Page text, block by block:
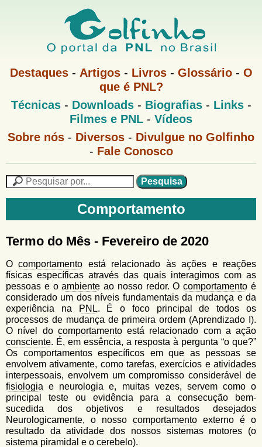
Pular
para
o
principal
G
f
i
n
h
o
M
u
Destaques- Artigos- Livros- Glossário- O
que é PNL?
M
e
P
Técnicas- Downloads- Biografias- Links-
Filmes e PNL - Vídeos
G
n
e
n
u
Sobre nós - Diversos - Divulgue no Golfinho
- Fale Conosco
F
m
u
l
á
r
i
o
d
e
b
u
s
e
i
s
a
n
o
G
o
l
f
i
n
h
o
Comportamento
Termo do Mês - Fevereiro de 2020
Ocomportamento está relacionado às ações e reações
físicas específicas através das quais interagimos com as
pessoas e oambiente ao nosso redor. Ocomportamento é
considerado um dos níveis fundamentais da mudança e da
experiência na
PNL. É o foco principal de todos os
processos de mudança de primeira ordem (Aprendizado I).
O nível do comportamentoestá relacionado com a ação
consciente. É, em essência, a resposta à pergunta “o que?”
Os comportamentos específicos em que as pessoas se
envolvem ativamente, como tarefas, exercícios e atividades
interpessoais, envolvem um compromisso considerável de
fisiologia e neurologia e, muitas vezes, servem como o
principal teste ou evidência para a consecução bem-
sucedida dos objetivos e resultados desejados
Neurologicamente, o nosso comportamento externo é o
resultado da atividade dos nossos sistemas motores (o
sistema piramidal e o cerebelo).